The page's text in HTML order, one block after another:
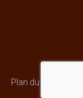
Plan du Site